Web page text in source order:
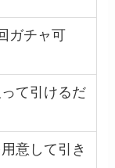
ガチャ可
て引けるだ
意して引き